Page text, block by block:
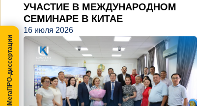
УЧАСТИЕ В МЕЖДУНАРОДНОМ
СЕМИНАРЕ В КИТАЕ
16 июля 2026
МегаПРО-диссертации